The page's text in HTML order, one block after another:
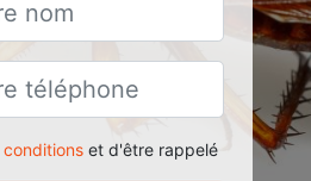
conditionset d'être rappelé